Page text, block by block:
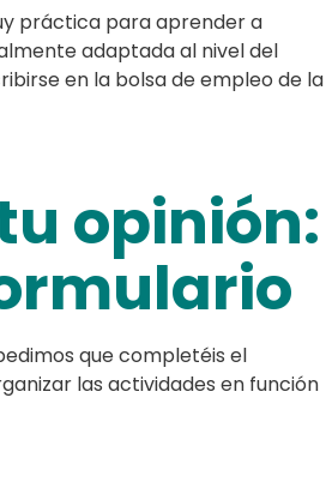
práctica para aprender a
adaptada al nivel del
en la bolsa de empleo de la
opinión:
que completéis el
las actividades en función